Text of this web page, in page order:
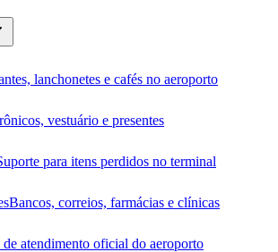
lanchonetes e cafés no aeroporto
vestuário e presentes
para itens perdidos no terminal
Bancos, correios, farmácias e clínicas
de atendimento oficial do aeroporto